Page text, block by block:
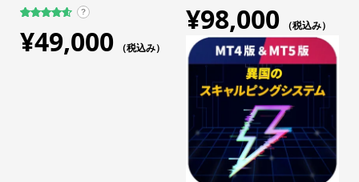
者評価に
基づく5段
?
¥49,000 （税込み）
¥98,000 （税込み）